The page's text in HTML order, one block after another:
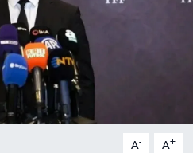
A- A+